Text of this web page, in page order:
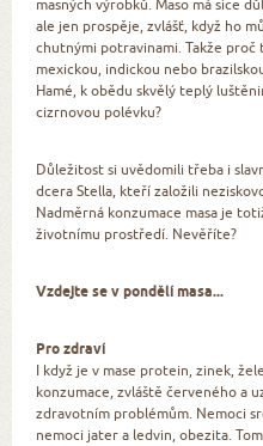
masných výrobků. Maso má sice
ale jen prospěje, zvlášť, když ho
chutnými potravinami. Takže proč
mexickou, indickou nebo
Hamé, k obědu skvělý teplý
cizrnovou polévku?
Důležitost si uvědomili třeba i
dcera Stella, kteří založili
Nadměrná konzumace masa je
životnímu prostředí. Nevěříte?
Vzdejte se v pondělí masa...
Pro zdraví
I když je v mase protein, zinek,
konzumace, zvláště červeného a
zdravotním problémům. Nemoci
nemoci jater a ledvin, obezita.